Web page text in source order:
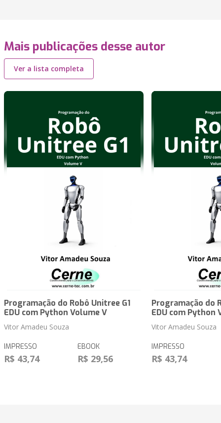
Mais publicações desse autor
Ver a lista completa
Programação do Robô Unitree G1
EDU com Python Volume V
Vitor Amadeu Souza
IMPRESSO
R$ 43,74
EBOOK
R$ 29,56
Programação do
EDU com Python
Vitor Amadeu Souza
IMPRESSO
R$ 43,74